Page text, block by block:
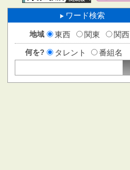
ワード検索
地域 東西 関東 関西
何を? タレント 番組名